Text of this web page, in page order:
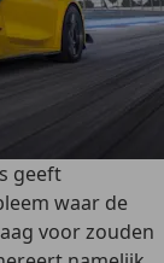
geeft
waar de
voor zouden